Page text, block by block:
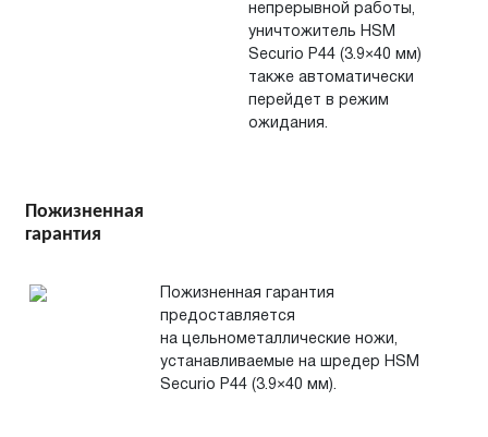
непрерывной работы,
уничтожитель HSM
Securio P44 (3.9×40 мм)
также автоматически
перейдет в режим
ожидания.
Пожизненная
гарантия
Пожизненная гарантия
предоставляется
на цельнометаллические ножи,
устанавливаемые на шредер HSM
Securio P44 (3.9×40 мм).